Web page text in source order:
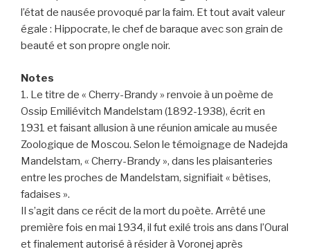
l’état de nausée provoqué par la faim. Et tout avait valeur
égale : Hippocrate, le chef de baraque avec son grain de
beauté et son propre ongle noir.
Notes
1. Le titre de « Cherry-Brandy » renvoie à un poème de
Ossip Emiliévitch Mandelstam (1892-1938), écrit en
1931 et faisant allusion à une réunion amicale au musée
Zoologique de Moscou. Selon le témoignage de Nadejda
Mandelstam, « Cherry-Brandy », dans les plaisanteries
entre les proches de Mandelstam, signifiait « bêtises,
fadaises ».
Il s’agit dans ce récit de la mort du poète. Arrêté une
première fois en mai 1934, il fut exilé trois ans dans l’Oural
et finalement autorisé à résider à Voronej après